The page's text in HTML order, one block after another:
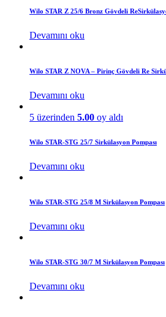
Wilo STAR Z 25/6 Bronz Gövdeli
Devamını oku
Wilo STAR Z NOVA – Pirinç Gövdeli Re
Devamını oku
5 üzerinden 5.00 oy aldı
Wilo STAR-STG 25/7 Sirkülasyon Pompası
Devamını oku
Wilo STAR-STG 25/8 M Sirkülasyon Pompası
Devamını oku
Wilo STAR-STG 30/7 M Sirkülasyon Pompası
Devamını oku